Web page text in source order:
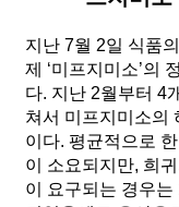
지난 7월 2일 식품
제 ‘미프지미소’의
다. 지난 2월부터 4
쳐서 미프지미소의
이다. 평균적으로
이 소요되지만, 희
이 요구되는 경우는